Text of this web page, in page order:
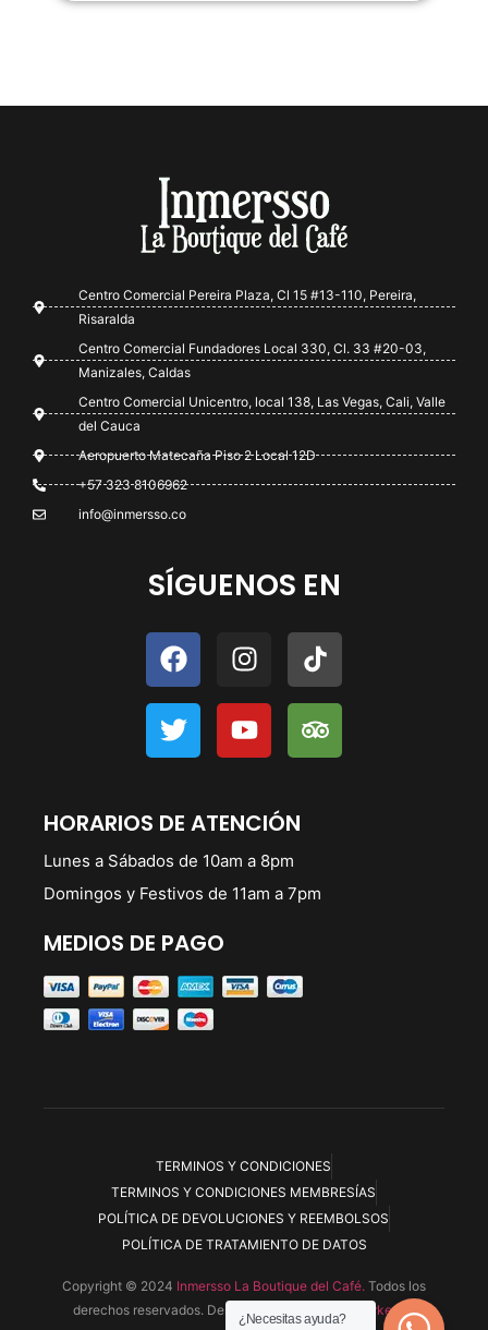
Centro Comercial Pereira Plaza, Cl 15 #13-110, Pereira,
Risaralda
Centro Comercial Fundadores Local 330, Cl. 33 #20-03,
Manizales, Caldas
Centro Comercial Unicentro, local 138, Las Vegas, Cali, Valle
del Cauca
Aeropuerto Matecaña Piso 2 Local 12D
+57 323 8106962
info@inmersso.co
SÍGUENOS EN
HORARIOS DE ATENCIÓN
Lunes a Sábados de 10am a 8pm
Domingos y Festivos de 11am a 7pm
MEDIOS DE PAGO
TERMINOS Y CONDICIONES
TERMINOS Y CONDICIONES MEMBRESÍAS
POLÍTICA DE DEVOLUCIONES Y REEMBOLSOS
POLÍTICA DE TRATAMIENTO DE DATOS
Copyright © 2024 Inmersso La Boutique del Café. Todos los
derechos reservados. Desarrollada por
Ryoku Marketing
¿Necesitas ayuda?